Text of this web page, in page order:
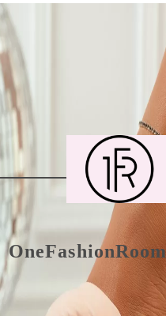
OneFashionRoom
Правила и условия